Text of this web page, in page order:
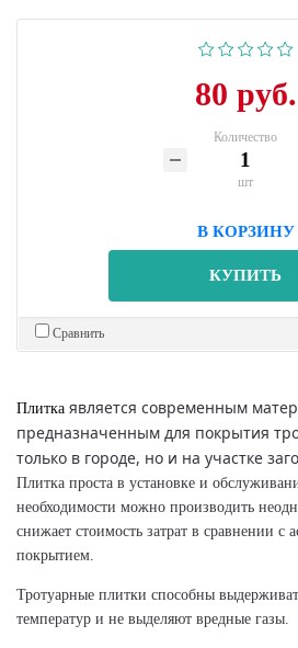
80 руб.
Количество
шт
В КОРЗИНУ
КУПИТЬ
Сравнить
Плитка является современным
предназначенным для покрытия
только в городе, но и на участке
Плитка проста в установке и
необходимости можно производить
снижает стоимость затрат в сравнении
покрытием.
Тротуарные плитки способны
температур и не выделяют вредные газы.